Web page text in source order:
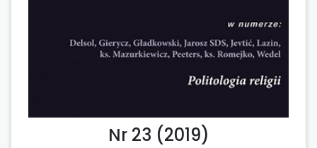
Nr 23 (2019)